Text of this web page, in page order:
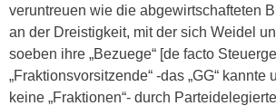
veruntreuen wie die abgewirtschafteten
an der Dreistigkeit, mit der sich Weidel
soeben ihre „Bezuege“ [de facto
„Fraktionsvorsitzende“ -das „GG“ kannte
keine „Fraktionen“- durch